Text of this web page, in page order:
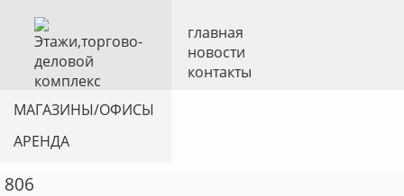
главная
новости
контакты
МАГАЗИНЫ/ОФИСЫ
АРЕНДА
806